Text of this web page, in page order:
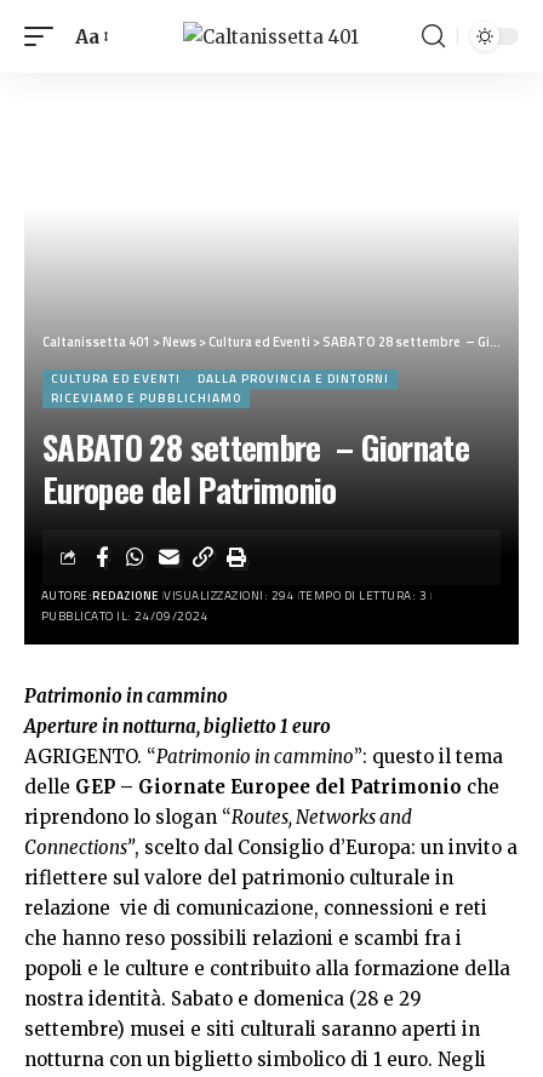
Aa
Caltanissetta 401 >News>Cultura ed Eventi >SABATO 28 settembre – Giornate Europee del Patrimonio
CULTURA ED EVENTI
DALLA PROVINCIA E DINTORNI
RICEVIAMO E PUBBLICHIAMO
SABATO 28 settembre – Giornate
Europee del Patrimonio
AUTORE:REDAZIONE VISUALIZZAZIONI: 294 TEMPO DI LETTURA: 3
PUBBLICATO IL: 24/09/2024
Patrimonio in cammino
Aperture in notturna, biglietto 1 euro
AGRIGENTO. “Patrimonio in cammino”: questo il tema
delle GEP – Giornate Europee del Patrimonio che
riprendono lo slogan “Routes, Networks and
Connections”, scelto dal Consiglio d’Europa: un invito a
riflettere sul valore del patrimonio culturale in
relazione vie di comunicazione, connessioni e reti
che hanno reso possibili relazioni e scambi fra i
popoli e le culture e contribuito alla formazione della
nostra identità. Sabato e domenica (28 e 29
settembre) musei e siti culturali saranno aperti in
notturna con un biglietto simbolico di 1 euro. Negli